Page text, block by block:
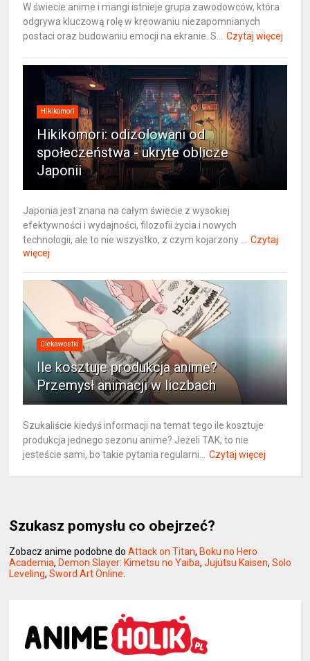
W świecie anime i mangi istnieje grupa zawodowców, która
odgrywa kluczową rolę w kreowaniu niezapomnianych
postaci oraz budowaniu emocji na ekranie. S...
Czytaj więcej
Hikikomori
Hikikomori: odizolowani od
społeczeństwa - ukryte oblicze
Japonii
Japonia jest znana na całym świecie z wysokiej
efektywności i wydajności, filozofii życia i nowych
technologii, ale to nie wszystko, z czym kojarzony ...
Czytaj
więcej
Ciekawostki
Ile kosztuje produkcja anime?
Przemysł animacji w liczbach
Szukaliście kiedyś informacji na temat tego ile kosztuje
produkcja jednego sezonu anime? Jeżeli TAK, to nie
jesteście sami, bo takie pytania regularni...
Czytaj więcej
Szukasz pomysłu co obejrzeć?
Zobacz anime podobne doAttack on Titan, Boku no Hero
Academia, Demon Slayer: Kimetsu no Yaiba,Jujutsu Kaisen,Solo
Leveling,Sword Art Online.